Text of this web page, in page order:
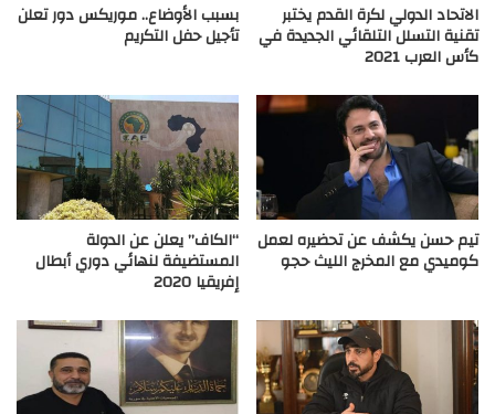
الاتحاد الدولي لكرة القدم يختبر
تقنية التسلل التلقائي الجديدة في
كأس العرب 2021
بسبب الأوضاع.. موريكس دور تعلن
تأجيل حفل التكريم
تيم حسن يكشف عن تحضيره لعمل
كوميدي مع المخرج الليث حجو
“الكاف” يعلن عن الدولة
المستضيفة لنهائي دوري أبطال
إفريقيا 2020